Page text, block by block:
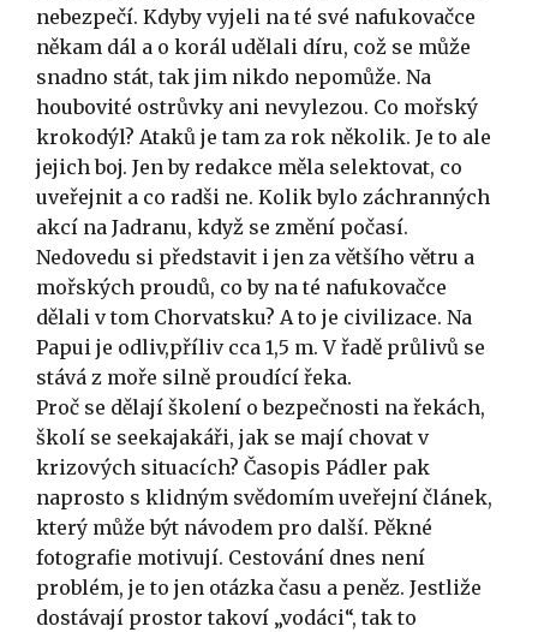
nebezpečí. Kdyby vyjeli na té své nafukovačce
někam dál a o korál udělali díru, což se může
snadno stát, tak jim nikdo nepomůže. Na
houbovité ostrůvky ani nevylezou. Co mořský
krokodýl? Ataků je tam za rok několik. Je to ale
jejich boj. Jen by redakce měla selektovat, co
uveřejnit a co radši ne. Kolik bylo záchranných
akcí na Jadranu, když se změní počasí.
Nedovedu si představit i jen za většího větru a
mořských proudů, co by na té nafukovačce
dělali v tom Chorvatsku? A to je civilizace. Na
Papui je odliv,příliv cca 1,5 m. V řadě průlivů se
stává z moře silně proudící řeka.
Proč se dělají školení o bezpečnosti na řekách,
školí se seekajakáři, jak se mají chovat v
krizových situacích? Časopis Pádler pak
naprosto s klidným svědomím uveřejní článek,
který může být návodem pro další. Pěkné
fotografie motivují. Cestování dnes není
problém, je to jen otázka času a peněz. Jestliže
dostávají prostor takoví „vodáci“, tak to